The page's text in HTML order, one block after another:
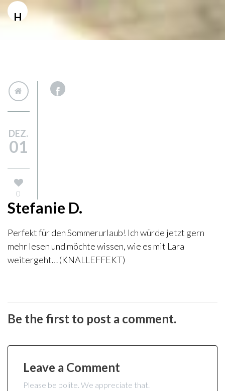
H
DEZ.
01
0
Stefanie D.
Perfekt für den Sommerurlaub! Ich würde jetzt gern
mehr lesen und möchte wissen, wie es mit Lara
weitergeht… (KNALLEFFEKT)
Be the first to post a comment.
Leave a Comment
Please be polite. We appreciate that.